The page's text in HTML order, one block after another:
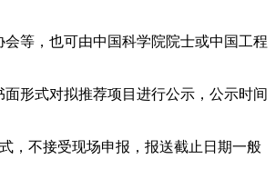
等，也可由中国科学院院士或中国工程
形式对拟推荐项目进行公示，公示时间
，不接受现场申报，报送截止日期一般